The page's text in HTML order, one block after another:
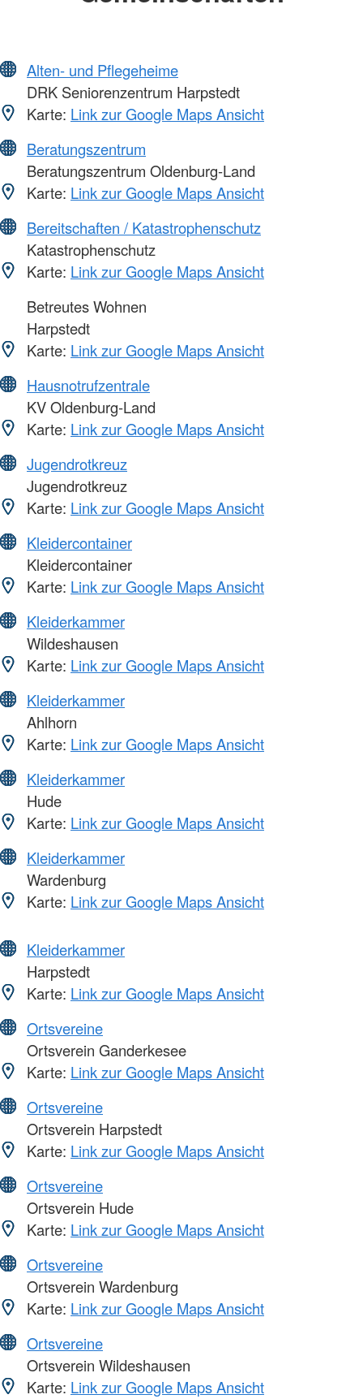
Alten- und Pflegeheime
DRK Seniorenzentrum Harpstedt
Karte: Link zur Google Maps Ansicht
Beratungszentrum
Beratungszentrum Oldenburg-Land
Karte: Link zur Google Maps Ansicht
Bereitschaften / Katastrophenschutz
Katastrophenschutz
Karte: Link zur Google Maps Ansicht
Betreutes Wohnen
Harpstedt
Karte: Link zur Google Maps Ansicht
Hausnotrufzentrale
KV Oldenburg-Land
Karte: Link zur Google Maps Ansicht
Jugendrotkreuz
Jugendrotkreuz
Karte: Link zur Google Maps Ansicht
Kleidercontainer
Kleidercontainer
Karte: Link zur Google Maps Ansicht
Kleiderkammer
Wildeshausen
Karte: Link zur Google Maps Ansicht
Kleiderkammer
Ahlhorn
Karte: Link zur Google Maps Ansicht
Kleiderkammer
Hude
Karte: Link zur Google Maps Ansicht
Kleiderkammer
Wardenburg
Karte: Link zur Google Maps Ansicht
Kleiderkammer
Harpstedt
Karte: Link zur Google Maps Ansicht
Ortsvereine
Ortsverein Ganderkesee
Karte: Link zur Google Maps Ansicht
Ortsvereine
Ortsverein Harpstedt
Karte: Link zur Google Maps Ansicht
Ortsvereine
Ortsverein Hude
Karte: Link zur Google Maps Ansicht
Ortsvereine
Ortsverein Wardenburg
Karte: Link zur Google Maps Ansicht
Ortsvereine
Ortsverein Wildeshausen
Karte: Link zur Google Maps Ansicht